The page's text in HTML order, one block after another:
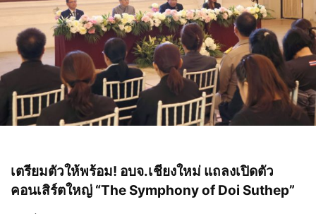
เตรียมตัวให้พร้อม! อบจ.เชียงใหม่ แถลงเปิดตัว
คอนเสิร์ตใหญ่ “The Symphony of Doi Suthep”